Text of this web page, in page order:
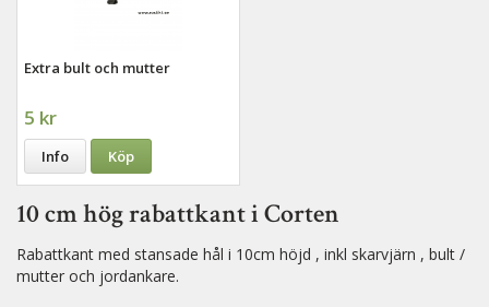
Extra bult och mutter
5 kr
Info Köp
10 cm hög rabattkant i Corten
Rabattkant med stansade hål i 10cm höjd , inkl skarvjärn , bult /
mutter och jordankare.